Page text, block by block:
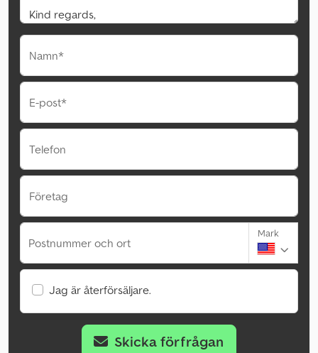
Namn*
E-post*
Telefon
Företag
Postnummer och ort
Mark
Jag är återförsäljare.
Skicka förfrågan